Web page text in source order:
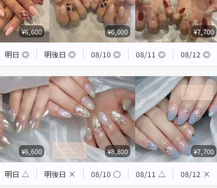
¥6,600 ¥6,000 ¥7,700
明日 ◎ 明後日 ◎ 08/10 ◎ 08/11 ◎ 08/12 ◎
¥6,600 ¥8,800 ¥7,700
明日 △ 明後日 × 08/10 ◯ 08/11 △ 08/12 ×